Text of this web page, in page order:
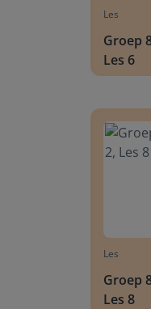
Les
Groep
Les 6
Les
Groep
Les 8